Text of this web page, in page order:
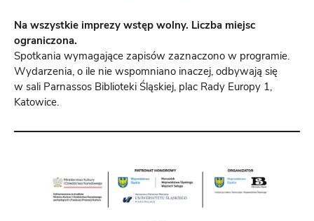
Na wszystkie imprezy wstęp wolny. Liczba miejsc
ograniczona.
Spotkania wymagające zapisów zaznaczono w programie.
Wydarzenia, o ile nie wspomniano inaczej, odbywają się
w sali Parnassos Biblioteki Śląskiej, plac Rady Europy 1,
Katowice.